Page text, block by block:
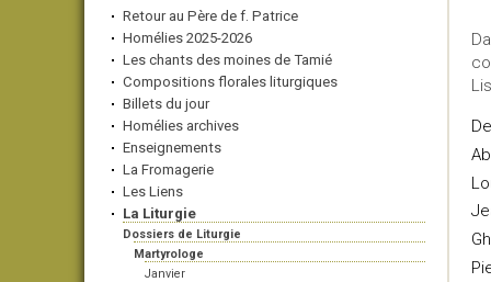
Retour au Père de f. Patrice
Homélies 2025-2026
Les chants des moines de Tamié
Compositions florales liturgiques
Billets du jour
Homélies archives
Enseignements
La Fromagerie
Les Liens
La Liturgie
Dossiers de Liturgie
Martyrologe
Janvier